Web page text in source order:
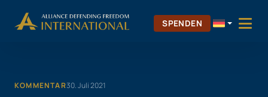
Inhalt
SPENDEN
KOMMENTAR30. Juli 2021